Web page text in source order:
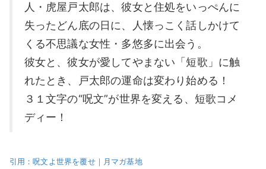
人・虎屋戸太郎は、彼女と住処をいっぺんに
失ったどん底の日に、人懐っこく話しかけて
くる不思議な女性・多悠多に出会う。
彼女と、彼女が愛してやまない「短歌」に触
れたとき、戸太郎の運命は変わり始める！
３１文字の“呪文”が世界を変える、短歌コメ
ディー！
引用：呪文よ世界を覆せ｜月マガ基地